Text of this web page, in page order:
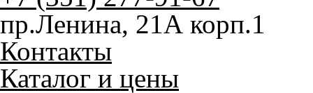
пр.Ленина, 21А корп.1
Контакты
Каталог и цены